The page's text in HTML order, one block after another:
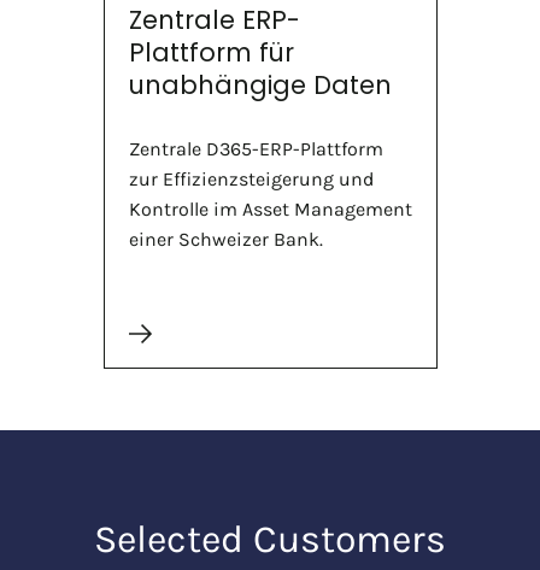
Zentrale ERP-
Plattform für
unabhängige Daten
Zentrale D365-ERP-Plattform
zur Effizienzsteigerung und
Kontrolle im Asset Management
einer Schweizer Bank.
Selected Customers